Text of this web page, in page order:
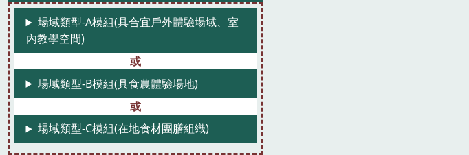
場域類型-A模組(具合宜戶外體驗場域、室
內教學空間)
場域類型-B模組(具食農體驗場地)
場域類型-C模組(在地食材團膳組織)